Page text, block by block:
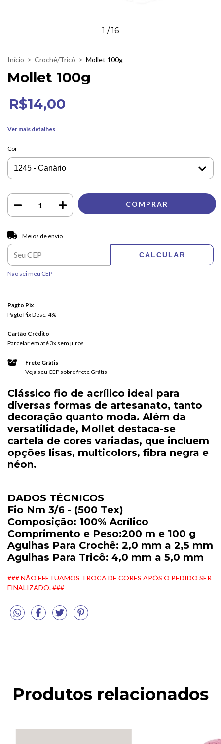
1 /16
Início > Crochê/Tricô > Mollet 100g
Mollet 100g
R$14,00
Ver mais detalhes
Cor
Entregas para o CEP:
Meios de envio
CALCULAR
Não sei meu CEP
Pagto Pix
Pagto Pix Desc. 4%
Cartão Crédito
Parcelar em até 3x sem juros
Frete Grátis
Veja seu CEP sobre frete Grátis
Clássico fio de acrílico ideal para
diversas formas de artesanato, tanto
decoração quanto moda. Além da
versatilidade, Mollet destaca-se
cartela de cores variadas, que incluem
opções lisas, multicolors, fibra negra e
néon.
DADOS TÉCNICOS
Fio Nm 3/6 - (500 Tex)
Composição: 100% Acrílico
Comprimento e Peso:200 m e 100 g
Agulhas Para Crochê: 2,0 mm a 2,5 mm
Agulhas Para Tricô: 4,0 mm a 5,0 mm
### NÃO EFETUAMOS TROCA DE CORES APÓS O PEDIDO SER
FINALIZADO. ###
Produtos relacionados